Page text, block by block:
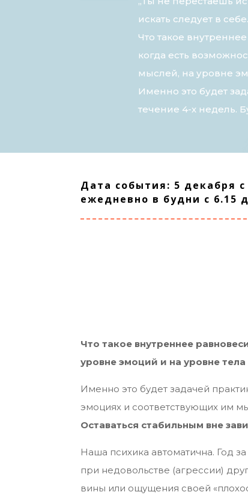
искать следует в
Что такое
когда есть
мыслей, на уровне
Именно это будет
течение 4-х недель.
Дата события: 5 декабря
ежедневно в будни с 6.15
Что такое внутреннее
уровне эмоций и на уровне
Именно это будет задачей
эмоциях и соответствующих им
Оставаться стабильным вне
Наша психика автоматична. Год
при недовольстве (агрессии)
вины или ощущения своей